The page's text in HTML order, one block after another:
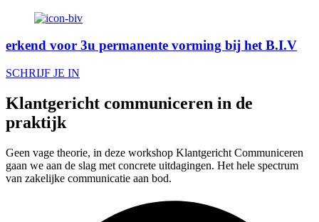
erkend voor 3u permanente vorming bij het B.I.V
SCHRIJF JE IN
Klantgericht communiceren in de
praktijk
Geen vage theorie, in deze workshop Klantgericht Communiceren
gaan we aan de slag met concrete uitdagingen. Het hele spectrum
van zakelijke communicatie aan bod.